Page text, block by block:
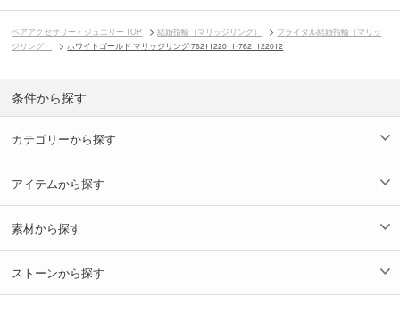
ペアアクセサリー・ジュエリー TOP 結婚指輪（マリッジリング）
ブライダル結婚指輪（マリッ
ジリング）
ホワイトゴールド マリッジリング 7621122011-7621122012
条件から探す
カテゴリーから探す
アイテムから探す
素材から探す
ストーンから探す